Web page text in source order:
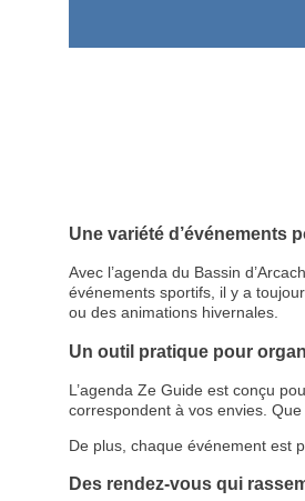
Une variété d’événements
Avec l’agenda du Bassin
événements sportifs, il y a
ou des animations hivernales.
Un outil pratique pour
L’agenda Ze Guide est conçu
correspondent à vos envies.
De plus, chaque événement est
Des rendez-vous qui